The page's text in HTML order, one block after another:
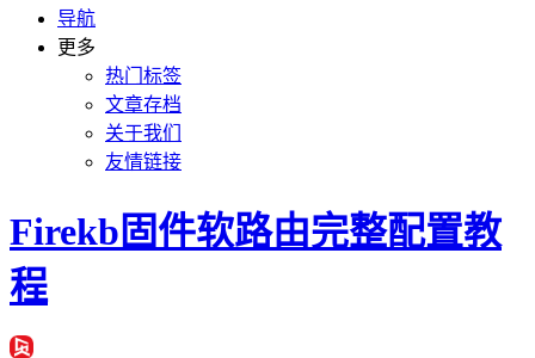
导航
更多
热门标签
文章存档
关于我们
友情链接
Firekb固件软路由完整配置教
程